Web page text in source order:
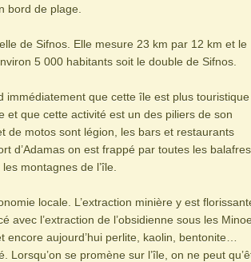
bord de plage.
de Sifnos. Elle mesure 23 km par 12 km et le
5 000 habitants soit le double de Sifnos.
immédiatement que cette île est plus
et que cette activité est un des piliers de son
de motos sont légion, les bars et restaurants
d’Adamas on est frappé par toutes les
montagnes de l’île.
locale. L’extraction minière y est
avec l’extraction de l’obsidienne sous les
aujourd’hui perlite, kaolin, bentonite…
Lorsqu’on se promène sur l’île, on ne peut